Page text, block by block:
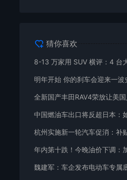
猜你喜欢
明年开始 你的刹车会迎来一波
年内第十跌！今晚油价下调：
魏建军：车企发布电动车专属